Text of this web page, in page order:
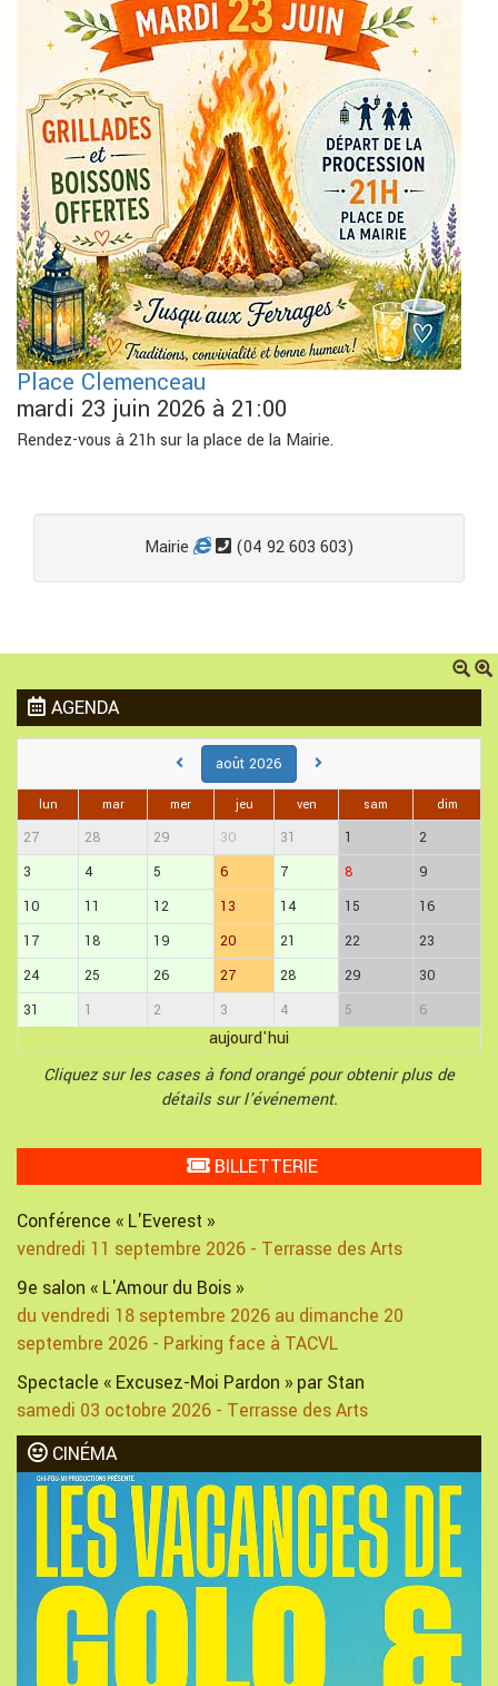
Place Clemenceau
mardi 23 juin 2026 à 21:00
Rendez-vous à 21h sur la place de la Mairie.
Mairie (04 92 603 603)
AGENDA
août 2026
lun mar mer jeu ven sam dim
27 28 29 30 31 1
2
3
4 5 6 7 8
9
10
11 12 13 14 15
16
17
18 19 20 21 22
23
24
25 26 27 28 29
30
31
1 2 3 4 5 6
aujourd'hui
Cliquez sur les cases à fond orangé pour obtenir plus de
détails sur l'événement.
BILLETTERIE
Conférence « L'Everest »
vendredi 11 septembre 2026 - Terrasse des Arts
9e salon « L'Amour du Bois »
du vendredi 18 septembre 2026 au dimanche 20
septembre 2026 - Parking face à TACVL
Spectacle « Excusez-Moi Pardon » par Stan
samedi 03 octobre 2026 - Terrasse des Arts
CINÉMA